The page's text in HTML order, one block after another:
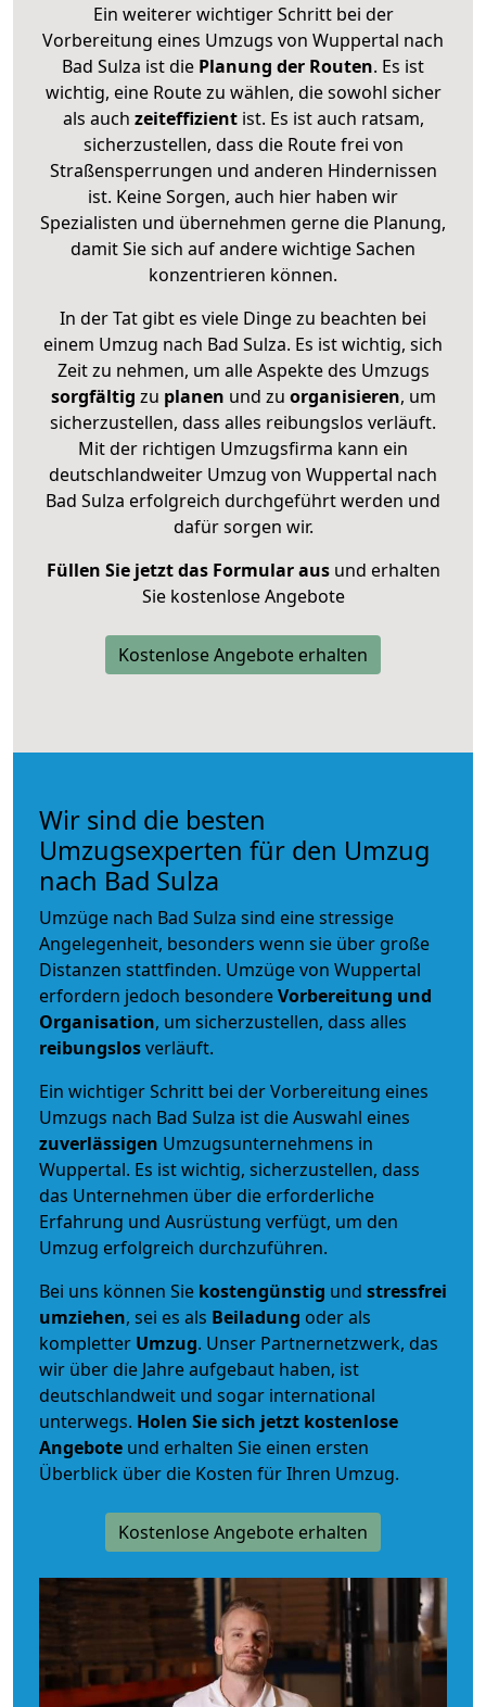
Ein weiterer wichtiger Schritt bei der
Vorbereitung eines Umzugs von Wuppertal nach
Bad Sulza ist die Planung der Routen. Es ist
wichtig, eine Route zu wählen, die sowohl sicher
als auch zeiteffizientist. Es ist auch ratsam,
sicherzustellen, dass die Route frei von
Straßensperrungen und anderen Hindernissen
ist. Keine Sorgen, auch hier haben wir
Spezialisten und übernehmen gerne die Planung,
damit Sie sich auf andere wichtige Sachen
konzentrieren können.
In der Tat gibt es viele Dinge zu beachten bei
einem Umzug nach Bad Sulza. Es ist wichtig, sich
Zeit zu nehmen, um alle Aspekte des Umzugs
sorgfältig zu planen und zu organisieren, um
sicherzustellen, dass alles reibungslos verläuft.
Mit der richtigen Umzugsfirma kann ein
deutschlandweiter Umzug von Wuppertal nach
Bad Sulza erfolgreich durchgeführt werden und
dafür sorgen wir.
Füllen Sie jetzt das Formular ausund erhalten
Sie kostenlose Angebote
Kostenlose Angebote erhalten
Wir sind die besten
Umzugsexperten für den Umzug
nach Bad Sulza
Umzüge nach Bad Sulza sind eine stressige
Angelegenheit, besonders wenn sie über große
Distanzen stattfinden. Umzüge von Wuppertal
erfordern jedoch besondereVorbereitung und
Organisation, um sicherzustellen, dass alles
reibungslosverläuft.
Ein wichtiger Schritt bei der Vorbereitung eines
Umzugs nach Bad Sulza ist die Auswahl eines
zuverlässigen Umzugsunternehmens in
Wuppertal. Es ist wichtig, sicherzustellen, dass
das Unternehmen über die erforderliche
Erfahrung und Ausrüstung verfügt, um den
Umzug erfolgreich durchzuführen.
Bei uns können Sie kostengünstig und stressfrei
umziehen, sei es als Beiladung oder als
kompletter Umzug. Unser Partnernetzwerk, das
wir über die Jahre aufgebaut haben, ist
deutschlandweit und sogar international
unterwegs. Holen Sie sich jetzt kostenlose
Angebote und erhalten Sie einen ersten
Überblick über die Kosten für Ihren Umzug.
Kostenlose Angebote erhalten